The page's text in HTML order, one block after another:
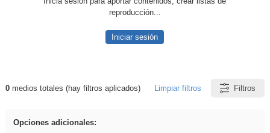
reproducción...
Iniciar sesión
Resultados de: falsa
0medios totales (hay filtros aplicados) Limpiar filtros Filtros
Opciones adicionales: